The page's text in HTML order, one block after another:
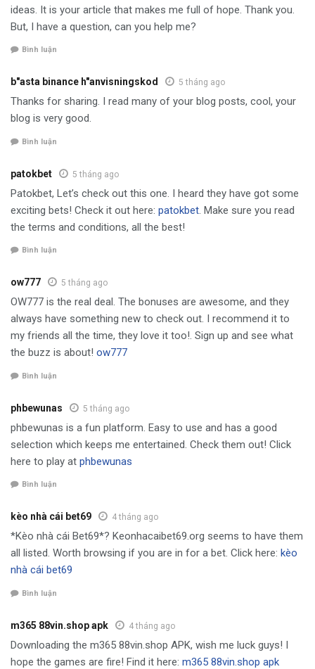
ideas. It is your article that makes me full of hope. Thank you.
But, I have a question, can you help me?
Bình luận
b"asta binance h"anvisningskod 5 tháng ago
Thanks for sharing. I read many of your blog posts, cool, your
blog is very good.
Bình luận
patokbet 5 tháng ago
Patokbet, Let’s check out this one. I heard they have got some
exciting bets! Check it out here: patokbet. Make sure you read
the terms and conditions, all the best!
Bình luận
ow777 5 tháng ago
OW777 is the real deal. The bonuses are awesome, and they
always have something new to check out. I recommend it to
my friends all the time, they love it too!. Sign up and see what
the buzz is about! ow777
Bình luận
phbewunas 5 tháng ago
phbewunas is a fun platform. Easy to use and has a good
selection which keeps me entertained. Check them out! Click
here to play at phbewunas
Bình luận
kèo nhà cái bet69 4 tháng ago
*Kèo nhà cái Bet69*? Keonhacaibet69.org seems to have them
all listed. Worth browsing if you are in for a bet. Click here: kèo
nhà cái bet69
Bình luận
m365 88vin.shop apk 4 tháng ago
Downloading the m365 88vin.shop APK, wish me luck guys! I
hope the games are fire! Find it here: m365 88vin.shop apk